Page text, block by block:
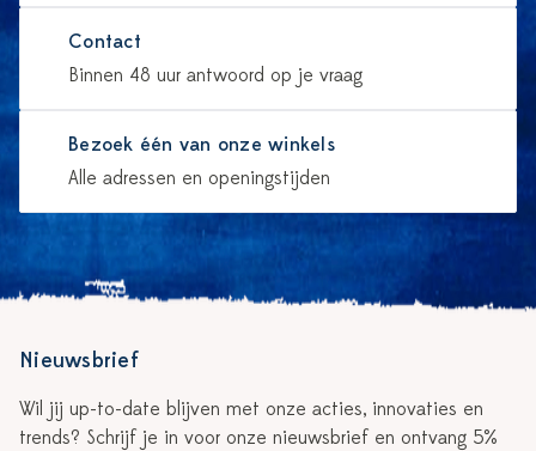
Contact
Binnen 48 uur antwoord op je vraag
Bezoek één van onze winkels
Alle adressen en openingstijden
Nieuwsbrief
Wil jij up-to-date blijven met onze acties, innovaties en
trends? Schrijf je in voor onze nieuwsbrief en ontvang 5%